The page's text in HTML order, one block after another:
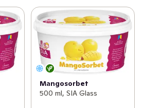
Mangosorbet
500 ml, SIA Glass